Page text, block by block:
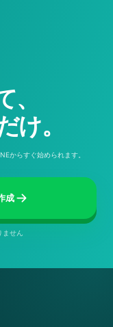
け。
からすぐ始められます。
成
せん